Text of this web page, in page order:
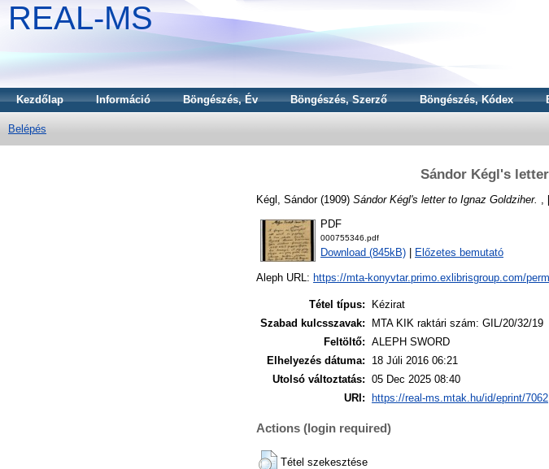
REAL-MS
Kezdőlap Információ Böngészés, Év Böngészés, Szerző Böngészés, Kódex
Belépés
Sándor Kégl's
Kégl, Sándor(1909) Sándor Kégl's letter to Ignaz Goldziher. ,
PDF
000755346.pdf
Download (845kB) Előzetes bemutató
Aleph URL: https://mta-konyvtar.primo.exlibrisgroup.com/
Tétel típus:
Kézirat
Szabad kulcsszavak:
MTA KIK raktári szám: GIL/20/32/19
Feltöltő: ALEPH SWORD
Elhelyezés dátuma:
18 Júli 2016 06:21
Utolsó változtatás: 05 Dec 2025 08:40
URI:
https://real-ms.mtak.hu/id/eprint/7062
Actions (login required)
Tétel szekesztése